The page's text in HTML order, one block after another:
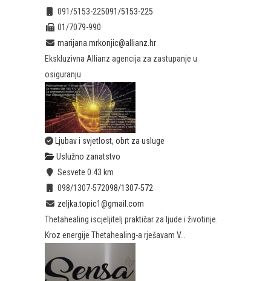
091/5153-225091/5153-225
01/7079-990
marijana.mrkonjic@allianz.hr
Ekskluzivna Allianz agencija za zastupanje u
osiguranju
Ljubav i svjetlost, obrt za usluge
Uslužno zanatstvo
Sesvete 0.43 km
098/1307-572098/1307-572
zeljka.topic1@gmail.com
Thetahealing iscjeljitelj praktičar za ljude i životinje.
Kroz energije Thetahealing-a rješavam V...